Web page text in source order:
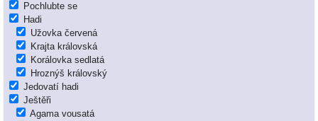
Pochlubte se
Hadi
Užovka červená
Krajta královská
Korálovka sedlatá
Hroznýš královský
Jedovatí hadi
Ještěři
Agama vousatá